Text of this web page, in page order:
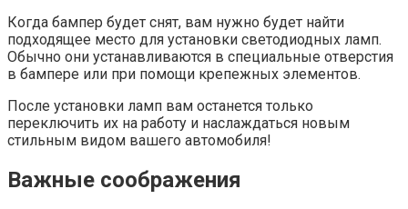
Когда бампер будет снят, вам нужно будет найти
подходящее место для установки светодиодных ламп.
Обычно они устанавливаются в специальные отверстия
в бампере или при помощи крепежных элементов.
После установки ламп вам останется только
переключить их на работу и наслаждаться новым
стильным видом вашего автомобиля!
Важные соображения